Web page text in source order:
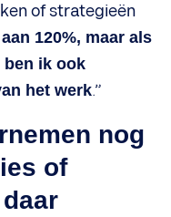
of strategieën
120%, maar als
ben ik ook
het werk.”
nog
of